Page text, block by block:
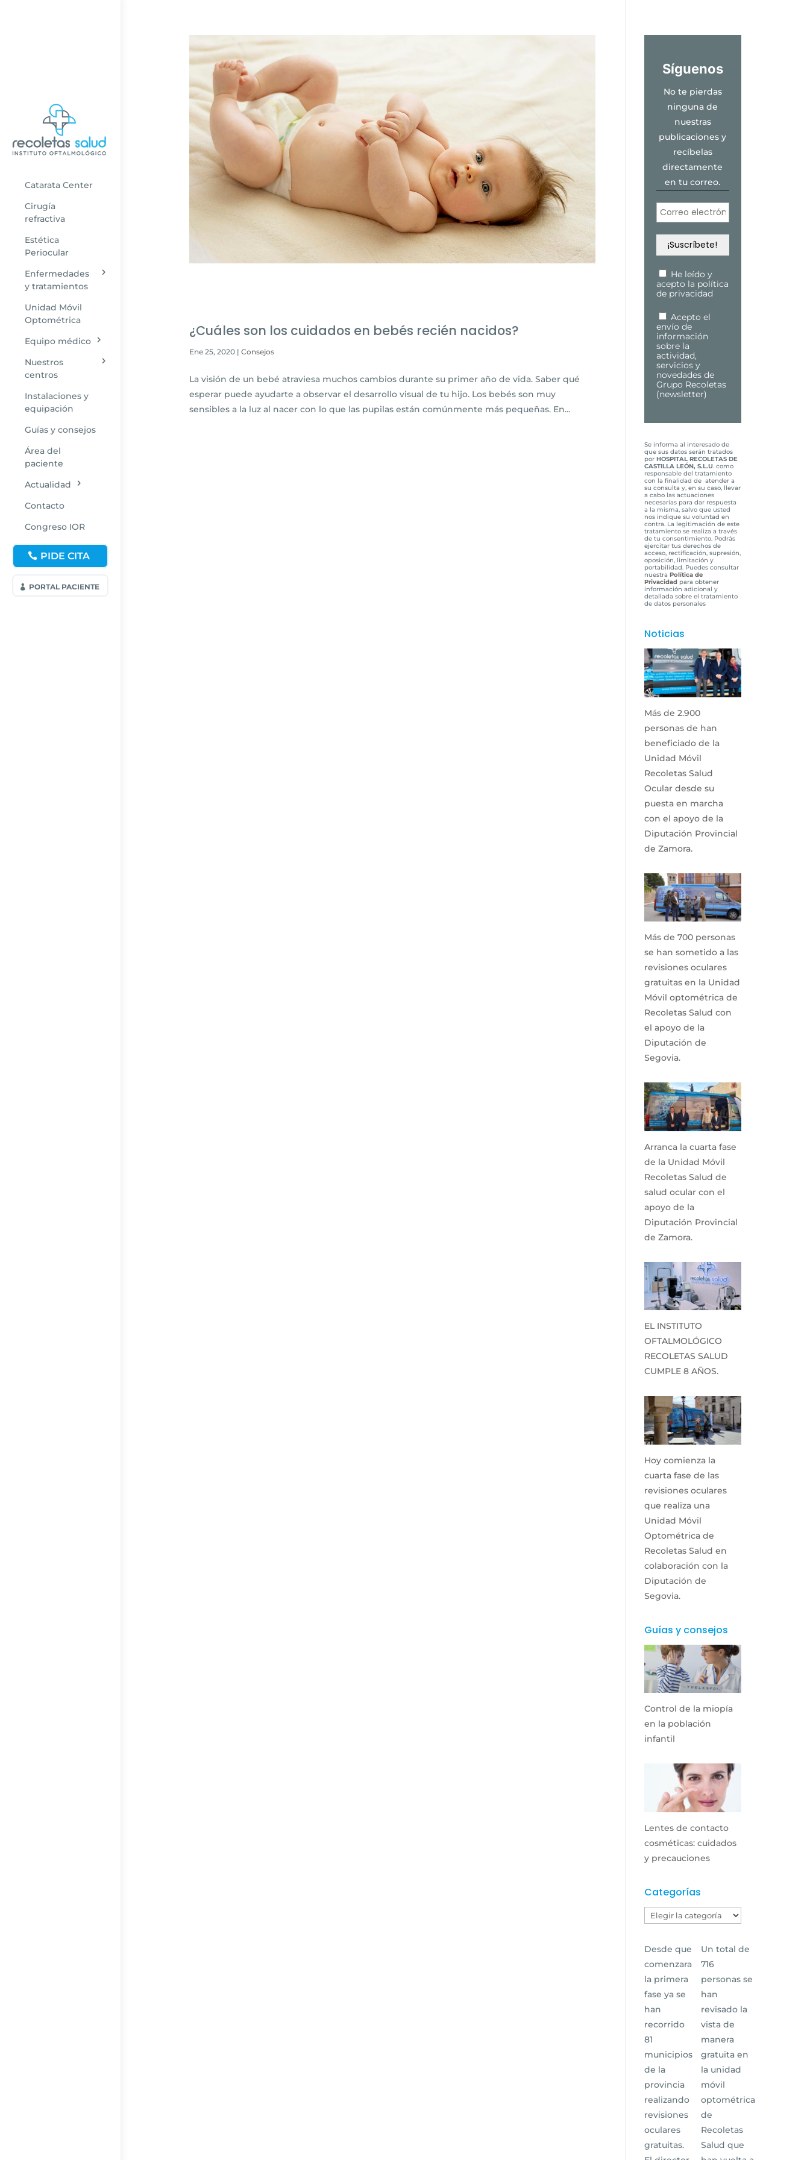
Catarata Center
Cirugía
refractiva
Estética
Periocular
Enfermedades
y tratamientos
Unidad Móvil
Optométrica
Equipo médico
Nuestros
centros
Instalaciones y
equipación
Guías y consejos
Área del
paciente
Actualidad
Contacto
Congreso IOR
PIDE CITA
PORTAL PACIENTE
¿Cuáles son los cuidados en bebés recién nacidos?
Ene 25, 2020 |Consejos
La visión de un bebé atraviesa muchos cambios durante su primer año de vida. Saber qué
esperar puede ayudarte a observar el desarrollo visual de tu hijo. Los bebés son muy
sensibles a la luz al nacer con lo que las pupilas están comúnmente más pequeñas. En...
Síguenos
No te pierdas
ninguna de
nuestras
publicaciones y
recíbelas
directamente
en tu correo.
He leído y
acepto la política
de privacidad
Acepto el
envío de
información
sobre la
actividad,
servicios y
novedades de
Grupo Recoletas
(newsletter)
Se informa al interesado de
que sus datos serán tratados
por HOSPITAL RECOLETAS DE
CASTILLA LEÓN, S.L.U. como
responsable del tratamiento
con la finalidad de atender a
su consulta y, en su caso, llevar
a cabo las actuaciones
necesarias para dar respuesta
a la misma, salvo que usted
nos indique su voluntad en
contra. La legitimación de este
tratamiento se realiza a través
de tu consentimiento. Podrás
ejercitar tus derechos de
acceso, rectificación, supresión,
oposición, limitación y
portabilidad. Puedes consultar
nuestra Política de
Privacidadpara obtener
información adicional y
detallada sobre el tratamiento
de datos personales
Noticias
Más de 2.900
personas de han
beneficiado de la
Unidad Móvil
Recoletas Salud
Ocular desde su
puesta en marcha
con el apoyo de la
Diputación Provincial
de Zamora.
Más de 700 personas
se han sometido a las
revisiones oculares
gratuitas en la Unidad
Móvil optométrica de
Recoletas Salud con
el apoyo de la
Diputación de
Segovia.
Arranca la cuarta fase
de la Unidad Móvil
Recoletas Salud de
salud ocular con el
apoyo de la
Diputación Provincial
de Zamora.
EL INSTITUTO
OFTALMOLÓGICO
RECOLETAS SALUD
CUMPLE 8 AÑOS.
Hoy comienza la
cuarta fase de las
revisiones oculares
que realiza una
Unidad Móvil
Optométrica de
Recoletas Salud en
colaboración con la
Diputación de
Segovia.
Guías y consejos
Control de la miopía
en la población
infantil
Lentes de contacto
cosméticas: cuidados
y precauciones
Categorías
Categorías
Desde que
comenzara
la primera
fase ya se
han
recorrido
81
municipios
de la
provincia
realizando
revisiones
oculares
gratuitas.
Un total de
716
personas se
han
revisado la
vista de
manera
gratuita en
la unidad
móvil
optométrica
de
Recoletas
Salud que